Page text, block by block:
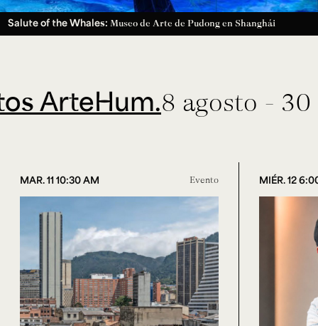
Salute of the Whales: Museo de Arte de Pudong en Shanghái
8 agosto - 30
MAR. 11 10:30 AM Evento MIÉR. 12